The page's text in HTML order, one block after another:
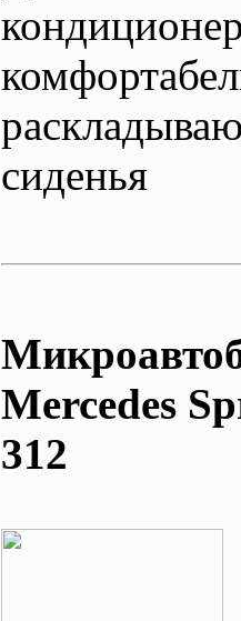
сиденья
Mеrcedes
312